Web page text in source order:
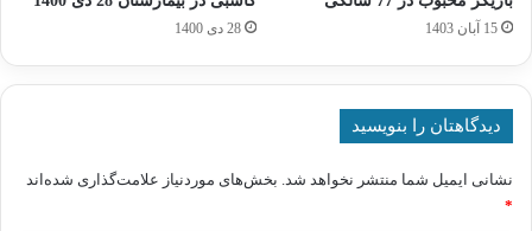
15 آبان 1403 28 دی 1400
دیدگاهتان را بنویسید
نشانی ایمیل شما منتشر نخواهد شد. بخش‌های موردنیاز علامت‌گذاری شده‌اند
*